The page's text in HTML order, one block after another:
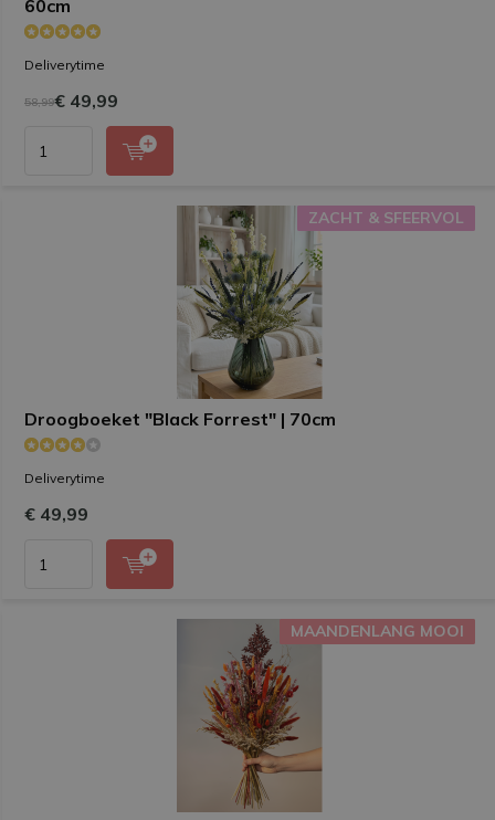
60cm
Deliverytime
58,99€ 49,99
Droogboeket "Black Forrest" | 70cm
Deliverytime
ZACHT & SFEERVOL
€ 49,99
ZACHT & SFEERVOL
MAANDENLANG MOOI
MAANDENLANG MOOI